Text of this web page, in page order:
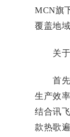
MCN旗
覆盖地
关于未
首先是
生产效
结合讯
款热歌